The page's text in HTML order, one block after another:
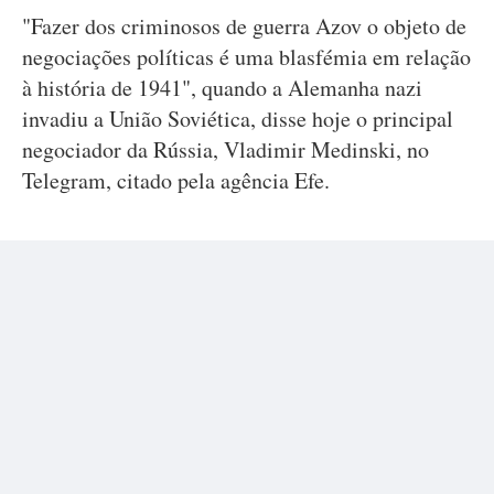
"Fazer dos criminosos de guerra Azov o objeto de
negociações políticas é uma blasfémia em relação
à história de 1941", quando a Alemanha nazi
invadiu a União Soviética, disse hoje o principal
negociador da Rússia, Vladimir Medinski, no
Telegram, citado pela agência Efe.